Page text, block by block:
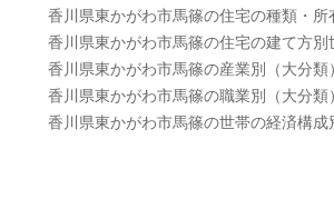
香川県東かがわ市馬篠の住宅の種類・
香川県東かがわ市馬篠の住宅の建て方別
香川県東かがわ市馬篠の産業別（大分
香川県東かがわ市馬篠の職業別（大分類
香川県東かがわ市馬篠の世帯の経済構成